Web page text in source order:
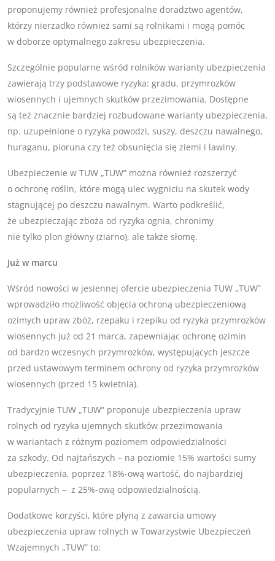
proponujemy również profesjonalne doradztwo agentów,
którzy nierzadko również sami są rolnikami i mogą pomóc
w doborze optymalnego zakresu ubezpieczenia.
Szczególnie popularne wśród rolników warianty ubezpieczenia
zawierają trzy podstawowe ryzyka: gradu, przymrozków
wiosennych i ujemnych skutków przezimowania. Dostępne
są też znacznie bardziej rozbudowane warianty ubezpieczenia,
np. uzupełnione o ryzyka powodzi, suszy, deszczu nawalnego,
huraganu, pioruna czy też obsunięcia się ziemi i lawiny.
Ubezpieczenie w TUW „TUW” można również rozszerzyć
o ochronę roślin, które mogą ulec wygniciu na skutek wody
stagnującej po deszczu nawalnym. Warto podkreślić,
że ubezpieczając zboża od ryzyka ognia, chronimy
nie tylko plon główny (ziarno), ale także słomę.
Już w marcu
Wśród nowości w jesiennej ofercie ubezpieczenia TUW „TUW”
wprowadziło możliwość objęcia ochroną ubezpieczeniową
ozimych upraw zbóż, rzepaku i rzepiku od ryzyka przymrozków
wiosennych już od 21 marca, zapewniając ochronę ozimin
od bardzo wczesnych przymrozków, występujących jeszcze
przed ustawowym terminem ochrony od ryzyka przymrozków
wiosennych (przed 15 kwietnia).
Tradycyjnie TUW „TUW” proponuje ubezpieczenia upraw
rolnych od ryzyka ujemnych skutków przezimowania
w wariantach z różnym poziomem odpowiedzialności
za szkody. Od najtańszych – na poziomie 15% wartości sumy
ubezpieczenia, poprzez 18%-ową wartość, do najbardziej
popularnych – z 25%-ową odpowiedzialnością.
Dodatkowe korzyści, które płyną z zawarcia umowy
ubezpieczenia upraw rolnych w Towarzystwie Ubezpieczeń
Wzajemnych „TUW” to: